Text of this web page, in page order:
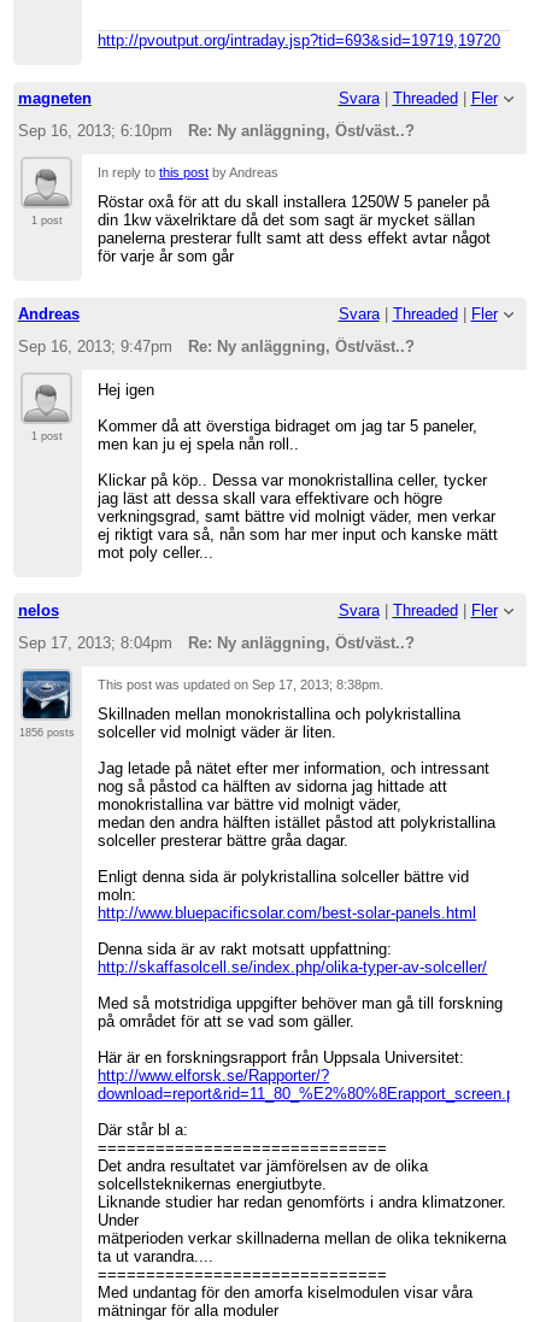
http://pvoutput.org/intraday.jsp?tid=693&sid=19719,19720
magneten Svara| Threaded
Fler
Sep 16, 2013; 6:10pm
Re: Ny anläggning, Öst/väst..?
1 post
In reply tothis post by Andreas
Röstar oxå för att du skall installera 1250W 5 paneler på
din 1kw växelriktare då det som sagt är mycket sällan
panelerna presterar fullt samt att dess effekt avtar något
för varje år som går
Andreas Svara| Threaded
Fler
Sep 16, 2013; 9:47pm
Re: Ny anläggning, Öst/väst..?
1 post
Hej igen
Kommer då att överstiga bidraget om jag tar 5 paneler,
men kan ju ej spela nån roll..
Klickar på köp.. Dessa var monokristallina celler, tycker
jag läst att dessa skall vara effektivare och högre
verkningsgrad, samt bättre vid molnigt väder, men verkar
ej riktigt vara så, nån som har mer input och kanske mätt
mot poly celler...
nelos Svara| Threaded
Fler
Sep 17, 2013; 8:04pm
Re: Ny anläggning, Öst/väst..?
1856 posts
This post was updated onSep 17, 2013; 8:38pm
Skillnaden mellan monokristallina och polykristallina
solceller vid molnigt väder är liten.
Jag letade på nätet efter mer information, och intressant
nog så påstod ca hälften av sidorna jag hittade att
monokristallina var bättre vid molnigt väder,
medan den andra hälften istället påstod att polykristallina
solceller presterar bättre gråa dagar.
Enligt denna sida är polykristallina solceller bättre vid
moln:
http://www.bluepacificsolar.com/best-solar-panels.html
Denna sida är av rakt motsatt uppfattning:
http://skaffasolcell.se/index.php/olika-typer-av-solceller/
Med så motstridiga uppgifter behöver man gå till forskning
på området för att se vad som gäller.
Här är en forskningsrapport från Uppsala Universitet:
http://www.elforsk.se/Rapporter/?
download=report&rid=11_80_%E2%80%8Erapport_screen.pdf
Där står bl a:
==============================
Det andra resultatet var jämförelsen av de olika
solcellsteknikernas energiutbyte.
Liknande studier har redan genomförts i andra klimatzoner.
Under
mätperioden verkar skillnaderna mellan de olika teknikerna
ta ut varandra....
==============================
Med undantag för den amorfa kiselmodulen visar våra
mätningar för alla moduler